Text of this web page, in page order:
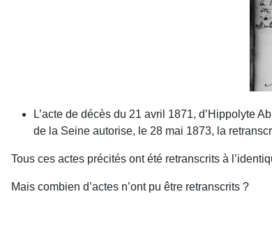
L’acte de décès du 21 avril 1871, d’Hippolyte
de la Seine autorise, le 28 mai 1873, la
Tous ces actes précités ont été retranscrits à
Mais combien d’actes n’ont pu être retranscrits ?